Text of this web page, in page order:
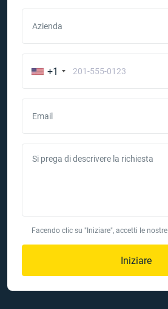
Azienda
+1
Email
Si prega di descrivere la richiesta
Facendo clic su "Iniziare", accetti le nostre
Iniziare